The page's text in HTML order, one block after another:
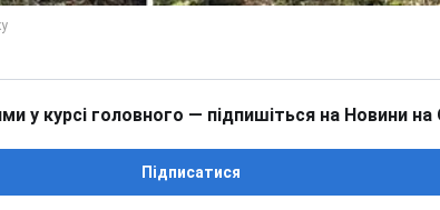
у курсі головного — підпишіться на Новини на
Підписатися